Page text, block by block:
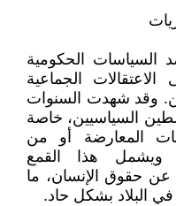
السياسات الحكومية
الجماعية
وقد شهدت السنوات
السياسيين، خاصة
المعارضة أو من
ويشمل هذا القمع
عن حقوق الإنسان، ما
البلاد بشكل حاد.